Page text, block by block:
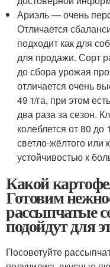
Ариэль — очень
Отличается
подходит как для
для продажи. Сорт
до сбора урожая
отличается очень
49 т/га, при этом
два раза за сезон.
колеблется от 80
светло-жёлтого или
устойчивостью к
Какой
Готовим
рассыпчатые
подойдут для
Посоветуйте